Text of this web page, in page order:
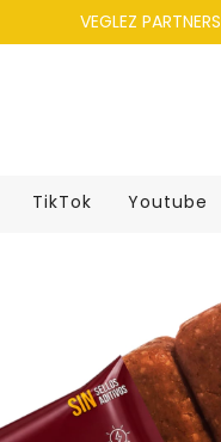
VEGLEZ PARTNERS
TikTok Youtube